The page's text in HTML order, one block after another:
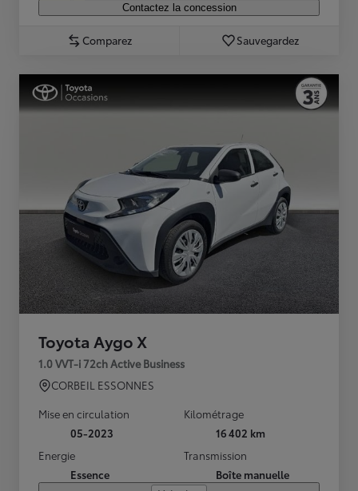
Contactez la concession
Comparez Sauvegardez
Toyota Aygo X
1.0 VVT-i 72ch Active Business
CORBEIL ESSONNES
Mise en circulation
05-2023
Kilométrage
16 402 km
Energie
Essence
Transmission
Boîte manuelle